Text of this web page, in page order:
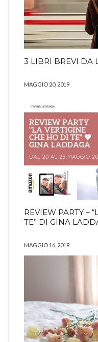
3 LIBRI BREVI DA
MAGGIO 20, 2019
REVIEW PARTY –
TE” DI GINA
MAGGIO 16, 2019